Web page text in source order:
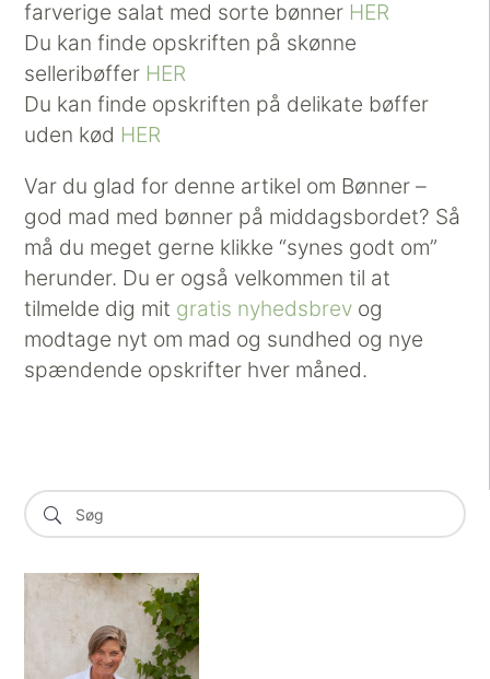
farverige salat med sorte bønner HER
Du kan finde opskriften på skønne
selleribøffer HER
Du kan finde opskriften på delikate bøffer
uden kød HER
Var du glad for denne artikel om Bønner –
god mad med bønner på middagsbordet? Så
må du meget gerne klikke “synes godt om”
herunder. Du er også velkommen til at
tilmelde dig mit gratis nyhedsbrev og
modtage nyt om mad og sundhed og nye
spændende opskrifter hver måned.